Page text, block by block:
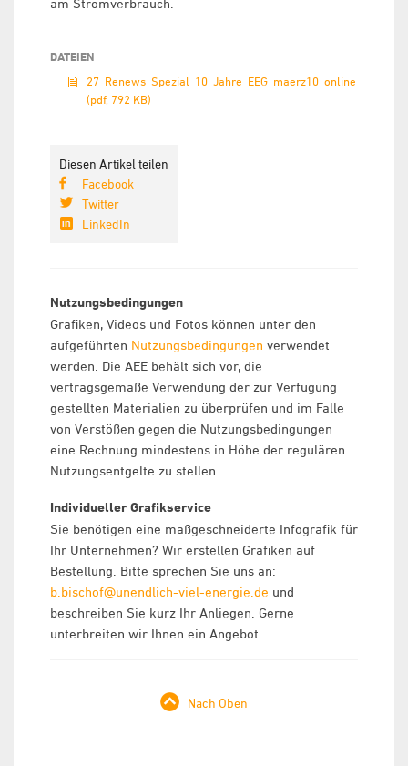
am Stromverbrauch.
DATEIEN
27_Renews_Spezial_10_Jahre_EEG_maerz10_online
(pdf, 792 KB)
Diesen Artikel teilen
Facebook
Twitter
LinkedIn
Nutzungsbedingungen
Grafiken, Videos und Fotos können unter den
aufgeführten Nutzungsbedingungen verwendet
werden. Die AEE behält sich vor, die
vertragsgemäße Verwendung der zur Verfügung
gestellten Materialien zu überprüfen und im Falle
von Verstößen gegen die Nutzungsbedingungen
eine Rechnung mindestens in Höhe der regulären
Nutzungsentgelte zu stellen.
Individueller Grafikservice
Sie benötigen eine maßgeschneiderte Infografik für
Ihr Unternehmen? Wir erstellen Grafiken auf
Bestellung. Bitte sprechen Sie uns an:
b.bischof@unendlich-viel-energie.de und
beschreiben Sie kurz Ihr Anliegen. Gerne
unterbreiten wir Ihnen ein Angebot.
Nach Oben